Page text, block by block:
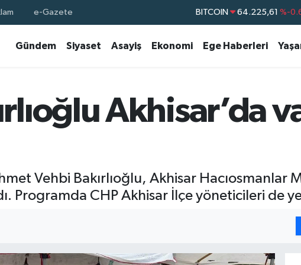
e-Gazete DOLAR 47,7143
BİST100
BITCOIN 64.225,61 %-
Gündem Siyaset Asayiş Ekonomi Ege Haberleri
Akhisar’da
Vehbi Bakırlıoğlu, Akhisar Hacıosmanlar
Programda CHP Akhisar İlçe yöneticileri de